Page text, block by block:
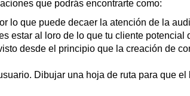
que podrás encontrarte como:
lo que puede decaer la atención de la
estar al loro de lo que tu cliente potencial
desde el principio que la creación de
Dibujar una hoja de ruta para que